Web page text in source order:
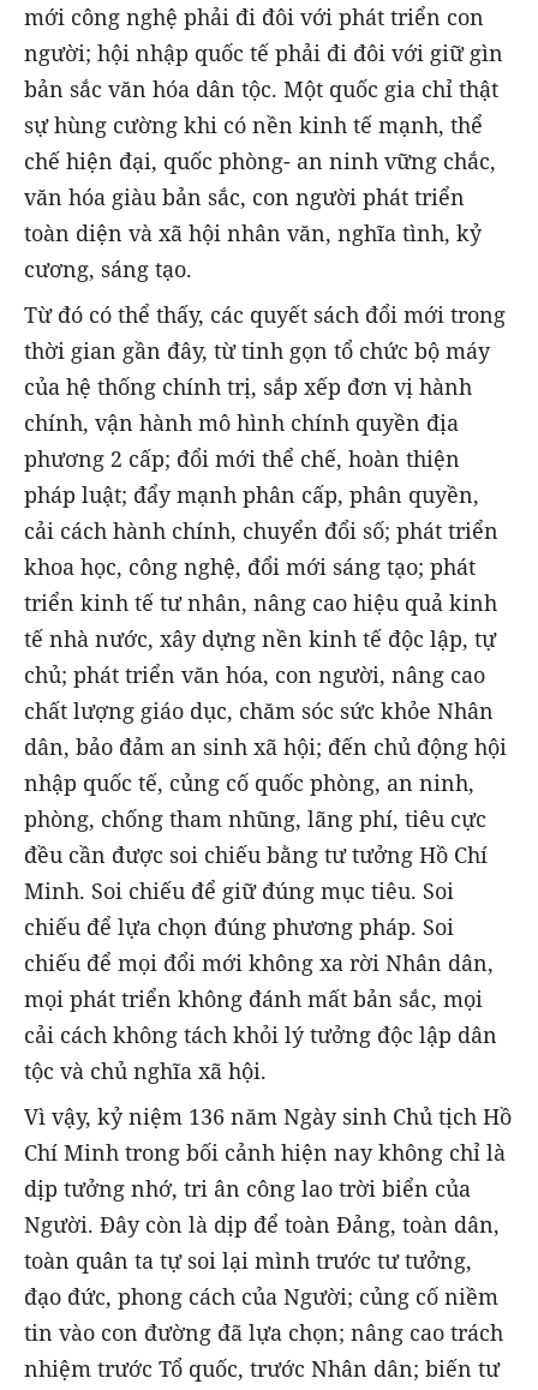
mới công nghệ phải đi đôi với phát triển con
người; hội nhập quốc tế phải đi đôi với giữ gìn
bản sắc văn hóa dân tộc. Một quốc gia chỉ thật
sự hùng cường khi có nền kinh tế mạnh, thể
chế hiện đại, quốc phòng- an ninh vững chắc,
văn hóa giàu bản sắc, con người phát triển
toàn diện và xã hội nhân văn, nghĩa tình, kỷ
cương, sáng tạo.
Từ đó có thể thấy, các quyết sách đổi mới trong
thời gian gần đây, từ tinh gọn tổ chức bộ máy
của hệ thống chính trị, sắp xếp đơn vị hành
chính, vận hành mô hình chính quyền địa
phương 2 cấp; đổi mới thể chế, hoàn thiện
pháp luật; đẩy mạnh phân cấp, phân quyền,
cải cách hành chính, chuyển đổi số; phát triển
khoa học, công nghệ, đổi mới sáng tạo; phát
triển kinh tế tư nhân, nâng cao hiệu quả kinh
tế nhà nước, xây dựng nền kinh tế độc lập, tự
chủ; phát triển văn hóa, con người, nâng cao
chất lượng giáo dục, chăm sóc sức khỏe Nhân
dân, bảo đảm an sinh xã hội; đến chủ động hội
nhập quốc tế, củng cố quốc phòng, an ninh,
phòng, chống tham nhũng, lãng phí, tiêu cực
đều cần được soi chiếu bằng tư tưởng Hồ Chí
Minh. Soi chiếu để giữ đúng mục tiêu. Soi
chiếu để lựa chọn đúng phương pháp. Soi
chiếu để mọi đổi mới không xa rời Nhân dân,
mọi phát triển không đánh mất bản sắc, mọi
cải cách không tách khỏi lý tưởng độc lập dân
tộc và chủ nghĩa xã hội.
Vì vậy, kỷ niệm 136 năm Ngày sinh Chủ tịch Hồ
Chí Minh trong bối cảnh hiện nay không chỉ là
dịp tưởng nhớ, tri ân công lao trời biển của
Người. Đây còn là dịp để toàn Đảng, toàn dân,
toàn quân ta tự soi lại mình trước tư tưởng,
đạo đức, phong cách của Người; củng cố niềm
tin vào con đường đã lựa chọn; nâng cao trách
nhiệm trước Tổ quốc, trước Nhân dân; biến tư